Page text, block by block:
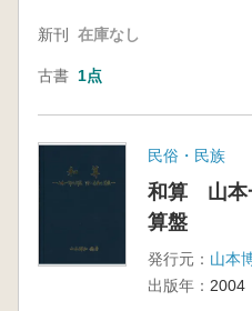
新刊 在庫なし
古書 1点
民俗・民族
和算 山本
算盤
発行元： 山本
出版年： 2004